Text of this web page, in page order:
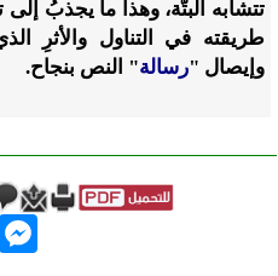
تتشابه البتَّة، وهذا ما يجذبُ
طريقته في التناول والأثرِ
وإيصال "رسالة" النص بنجاح.